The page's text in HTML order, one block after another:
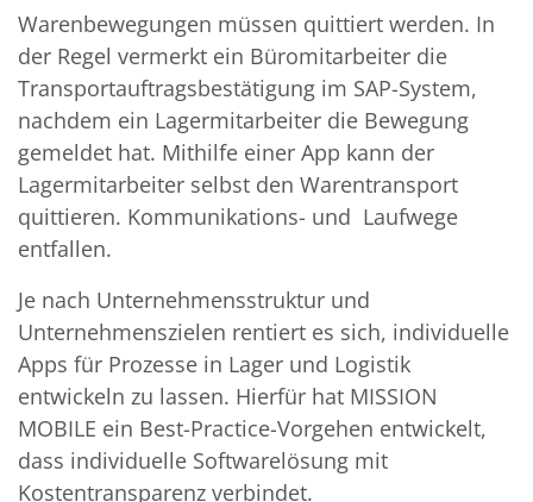
Warenbewegungen müssen quittiert werden. In
der Regel vermerkt ein Büromitarbeiter die
Transportauftragsbestätigung im SAP-System,
nachdem ein Lagermitarbeiter die Bewegung
gemeldet hat. Mithilfe einer App kann der
Lagermitarbeiter selbst den Warentransport
quittieren. Kommunikations- und Laufwege
entfallen.
Je nach Unternehmensstruktur und
Unternehmenszielen rentiert es sich, individuelle
Apps für Prozesse in Lager und Logistik
entwickeln zu lassen. Hierfür hat MISSION
MOBILE ein Best-Practice-Vorgehen entwickelt,
dass individuelle Softwarelösung mit
Kostentransparenz verbindet.